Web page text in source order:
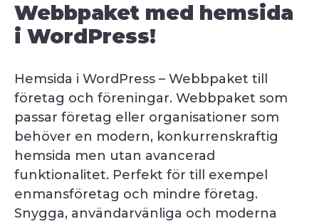
Webbpaket med hemsida
i WordPress!
Hemsida i WordPress – Webbpaket till
företag och föreningar. Webbpaket som
passar företag eller organisationer som
behöver en modern, konkurrenskraftig
hemsida men utan avancerad
funktionalitet. Perfekt för till exempel
enmansföretag och mindre företag.
Snygga, användarvänliga och moderna